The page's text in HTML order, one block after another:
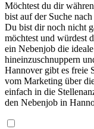
Möchtest du dir
bist auf der Suche
Du bist dir noch nicht
möchtest und würdest
ein Nebenjob die
hineinzuschnuppern
Hannover gibt es freie
vom Marketing über
einfach in die
den Nebenjob in